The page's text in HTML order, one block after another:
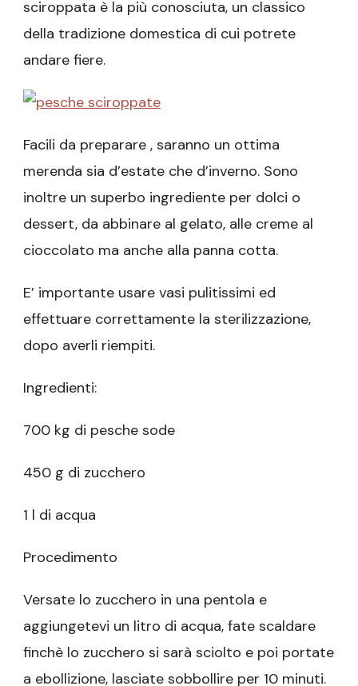
sciroppata è la più conosciuta, un classico
della tradizione domestica di cui potrete
andare fiere.
Facili da preparare , saranno un ottima
merenda sia d’estate che d’inverno. Sono
inoltre un superbo ingrediente per dolci o
dessert, da abbinare al gelato, alle creme al
cioccolato ma anche alla panna cotta.
E’ importante usare vasi pulitissimi ed
effettuare correttamente la sterilizzazione,
dopo averli riempiti.
Ingredienti:
700 kg di pesche sode
450 g di zucchero
1 l di acqua
Procedimento
Versate lo zucchero in una pentola e
aggiungetevi un litro di acqua, fate scaldare
finchè lo zucchero si sarà sciolto e poi portate
a ebollizione, lasciate sobbollire per 10 minuti.